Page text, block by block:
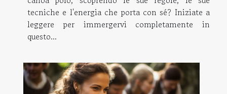
tecniche e l'energia che porta con sé? Iniziate a
leggere per immergervi completamente in
questo...